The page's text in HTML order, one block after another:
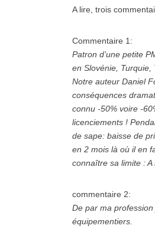
A lire, trois
Commentaire 1:
Patron d’une petite
en Slovénie, Turquie,
Notre auteur Daniel
conséquences
connu -50% voire -
licenciements !
de sape: baisse de
en 2 mois là où il en
connaître sa limite : A
commentaire 2:
De par ma
équipementiers.